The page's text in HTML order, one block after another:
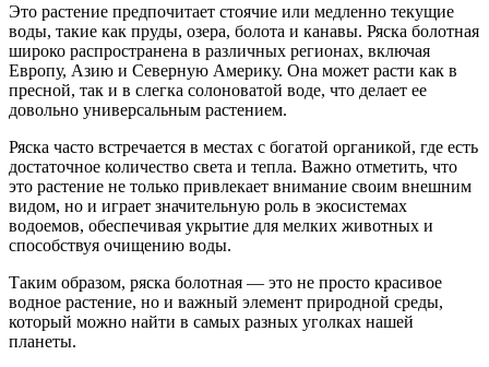
Это растение предпочитает стоячие или медленно текущие
воды, такие как пруды, озера, болота и канавы. Ряска болотная
широко распространена в различных регионах, включая
Европу, Азию и Северную Америку. Она может расти как в
пресной, так и в слегка солоноватой воде, что делает ее
довольно универсальным растением.
Ряска часто встречается в местах с богатой органикой, где есть
достаточное количество света и тепла. Важно отметить, что
это растение не только привлекает внимание своим внешним
видом, но и играет значительную роль в экосистемах
водоемов, обеспечивая укрытие для мелких животных и
способствуя очищению воды.
Таким образом, ряска болотная — это не просто красивое
водное растение, но и важный элемент природной среды,
который можно найти в самых разных уголках нашей
планеты.